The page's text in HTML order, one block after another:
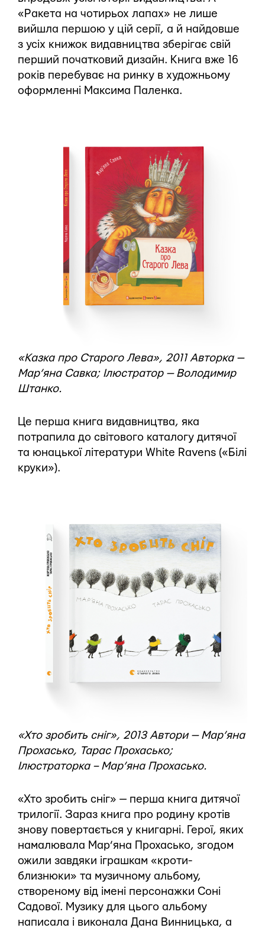
«Ракета на чотирьох лапах» не лише
вийшла першою у цій серії, а й найдовше
з усіх книжок видавництва зберігає свій
перший початковий дизайн. Книга вже 16
років перебуває на ринку в художньому
оформленні Максима Паленка.
«Казка про Старого Лева», 2011 Авторка —
Мар’яна Савка; Ілюстратор — Володимир
Штанко.
Це перша книга видавництва, яка
потрапила до світового каталогу дитячої
та юнацької літератури White Ravens («Білі
круки»).
«Хто зробить сніг», 2013 Автори — Мар’яна
Прохасько, Тарас Прохасько;
Ілюстраторка – Мар’яна Прохасько.
«Хто зробить сніг» — перша книга дитячої
трилогії. Зараз книга про родину кротів
знову повертається у книгарні. Герої, яких
намалювала Мар’яна Прохасько, згодом
ожили завдяки іграшкам «кроти-
близнюки» та музичному альбому,
створеному від імені персонажки Соні
Садової. Музику для цього альбому
написала і виконала Дана Винницька, а